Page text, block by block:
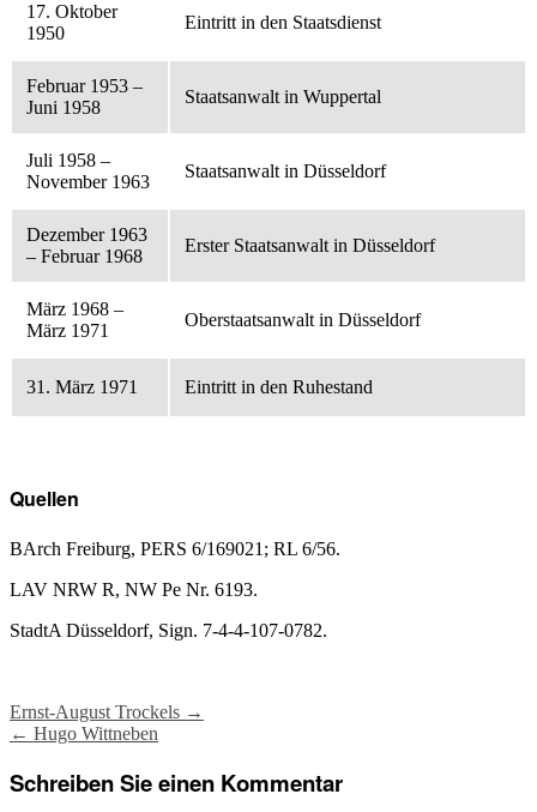
17. Oktober
1950
Eintritt in den Staatsdienst
Februar 1953 –
Juni 1958
Staatsanwalt in Wuppertal
Juli 1958 –
November 1963
Staatsanwalt in Düsseldorf
Dezember 1963
– Februar 1968
Erster Staatsanwalt in Düsseldorf
März 1968 –
März 1971
Oberstaatsanwalt in Düsseldorf
31. März 1971 Eintritt in den Ruhestand
Quellen
BArch Freiburg, PERS 6/169021; RL 6/56.
LAV NRW R, NW Pe Nr. 6193.
StadtA Düsseldorf, Sign. 7-4-4-107-0782.
Post
Ernst-August Trockels →
← Hugo Wittneben
Schreiben Sie einen Kommentar